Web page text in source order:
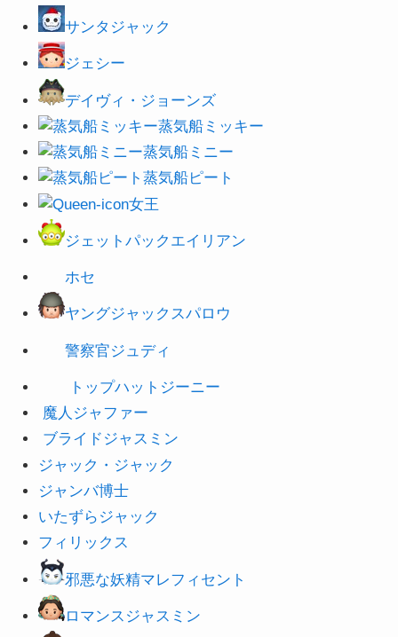
サンタジャック
ジェシー
デイヴィ・ジョーンズ
蒸気船ミッキー
蒸気船ミニー
蒸気船ピート
女王
ジェットパックエイリアン
ヤングジャックスパロウ
トップハットジーニー
魔人ジャファー
ブライドジャスミン
ジャック・ジャック
ジャンバ博士
いたずらジャック
フィリックス
邪悪な妖精マレフィセント
ロマンスジャスミン
ジェダイトレーニングレイ